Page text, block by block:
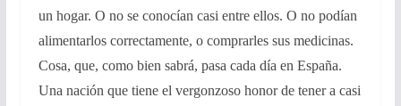
un hogar. O no se conocían casi entre ellos. O no podían
alimentarlos correctamente, o comprarles sus medicinas.
Cosa, que, como bien sabrá, pasa cada día en España.
Una nación que tiene el vergonzoso honor de tener a casi